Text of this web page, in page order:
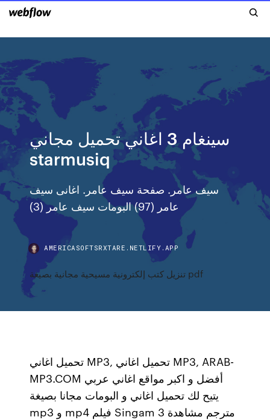
سينغام 3 اغاني تحميل مجاني
starmusiq
سيف عامر. صفحة سيف عامر. اغانى سيف
عامر (97) البومات سيف عامر (3)
AMERICASOFTSRXTARE.NETLIFY.APP
تنزيل كتب إلكترونية مسيحية مجانية بصيغة pdf
تحميل اغاني MP3, تحميل اغاني MP3, ARAB-
MP3.COM أفضل و اكبر مواقع اغاني عربي
يتيح لك تحميل اغاني و البومات مجانا بصيغة
mp3 و mp4 فيلم Singam 3 مترجم مشاهدة